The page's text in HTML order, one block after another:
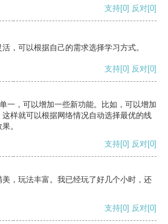
支持[0] 反对[0]
，可以根据自己的需求选择学习方式。
支持[0] 反对[0]
一，可以增加一些新功能。比如，可以增加
样就可以根据网络情况自动选择最优的线
。
支持[0] 反对[0]
，玩法丰富。我已经玩了好几个小时，还
支持[0] 反对[0]